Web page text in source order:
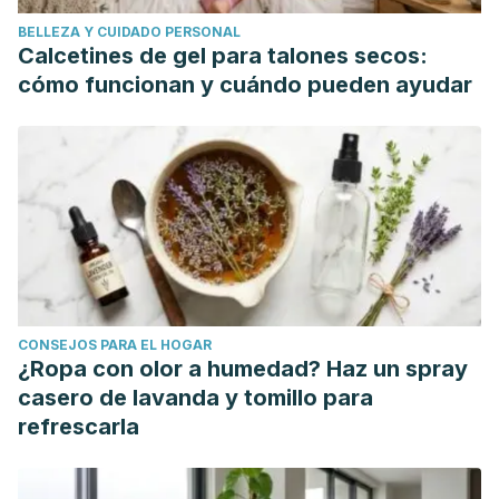
sequence=1
La Suma de Todos Organization; Comunidad de Madrid;
Salud Madrid (2017). Promoción de la salud en personas
http://www.madrid.org/bvirtual/BVCM009178.pdf
BELLEZA Y CUIDADO PERSONAL
Calcetines de gel para talones secos:
cómo funcionan y cuándo pueden ayudar
CONSEJOS PARA EL HOGAR
¿Ropa con olor a humedad? Haz un spray
casero de lavanda y tomillo para
refrescarla